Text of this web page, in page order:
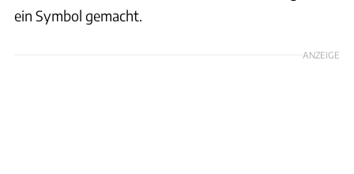
ein Symbol gemacht.
ANZEIGE